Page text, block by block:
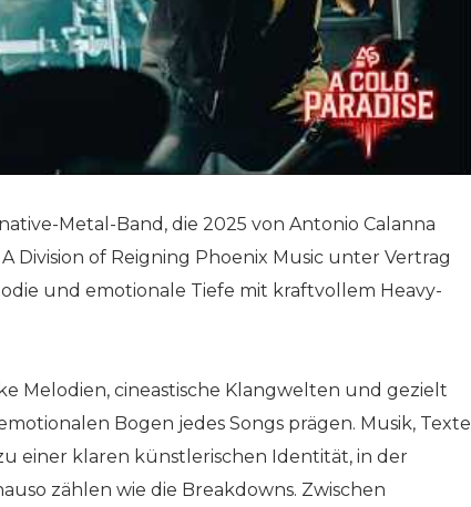
Metal-Band, die 2025 von Antonio Calanna
of Reigning Phoenix Music unter Vertrag
und emotionale Tiefe mit kraftvollem Heavy-
Melodien, cineastische Klangwelten und gezielt
Bogen jedes Songs prägen. Musik, Texte
einer klaren künstlerischen Identität, in der
zählen wie die Breakdowns. Zwischen